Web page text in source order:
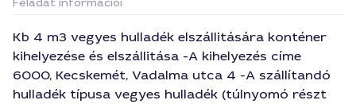
Kb 4 m3 vegyes hulladék elszállitására konténer
kihelyezése és elszállitása -A kihelyezés címe
6000, Kecskemét, Vadalma utca 4 -A szállítandó
hulladék típusa vegyes hulladék (túlnyomó részt